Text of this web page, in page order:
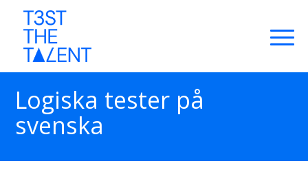
Logiska tester på
svenska